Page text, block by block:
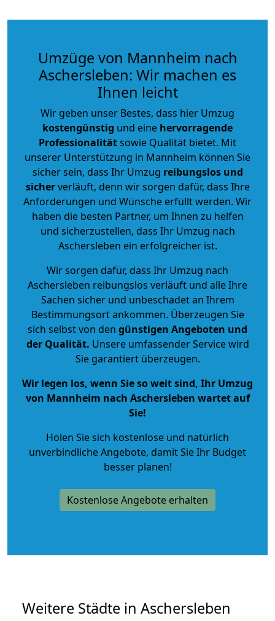
Umzüge von Mannheim nach
Aschersleben: Wir machen es
Ihnen leicht
Wir geben unser Bestes, dass hier Umzug
kostengünstig und eine hervorragende
Professionalitätsowie Qualität bietet. Mit
unserer Unterstützung in Mannheim können Sie
sicher sein, dass Ihr Umzug reibungslos und
sicherverläuft, denn wir sorgen dafür, dass Ihre
Anforderungen und Wünsche erfüllt werden. Wir
haben die besten Partner, um Ihnen zu helfen
und sicherzustellen, dass Ihr Umzug nach
Aschersleben ein erfolgreicher ist.
Wir sorgen dafür, dass Ihr Umzug nach
Aschersleben reibungslos verläuft und alle Ihre
Sachen sicher und unbeschadet an Ihrem
Bestimmungsort ankommen. Überzeugen Sie
sich selbst von den günstigen Angeboten und
der Qualität. Unsere umfassender Service wird
Sie garantiert überzeugen.
Wir legen los, wenn Sie so weit sind, Ihr Umzug
von Mannheim nach Aschersleben wartet auf
Sie!
Holen Sie sich kostenlose und natürlich
unverbindliche Angebote, damit Sie Ihr Budget
besser planen!
Kostenlose Angebote erhalten
Weitere Städte in Aschersleben